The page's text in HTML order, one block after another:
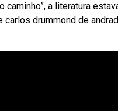
a literatura
drummond de